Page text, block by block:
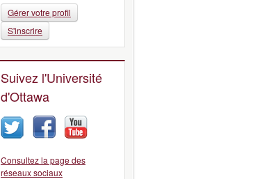
Gérer votre profil
S'inscrire
Suivez l'Université
d'Ottawa
Consultez la page des
réseaux sociaux